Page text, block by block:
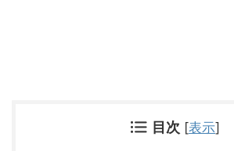
目次 [表示]